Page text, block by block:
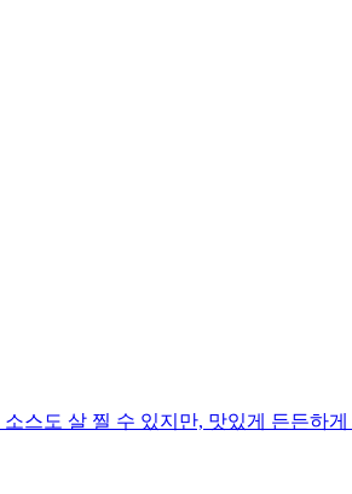
스도 살 찔 수 있지만, 맛있게 든든하